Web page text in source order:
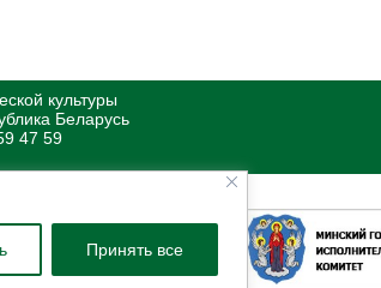
Принять все
культуры
Беларусь
47 59